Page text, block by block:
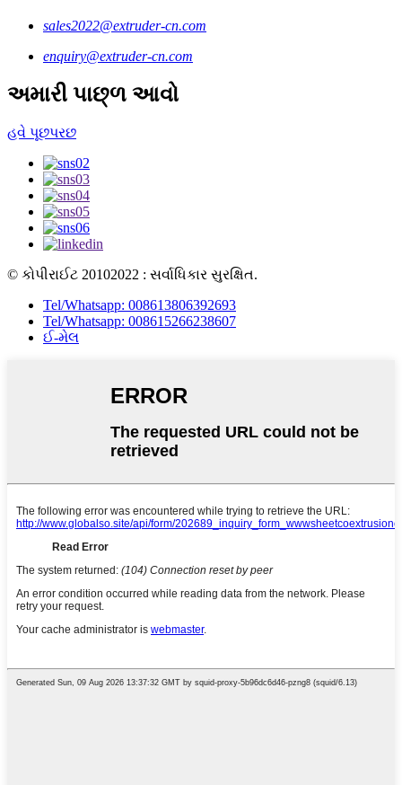
sales2022@extruder-cn.com
enquiry@extruder-cn.com
અમારી પાછ્ળ આવો
હવે પૂછપરછ
© કોપીરાઈટ 20102022 : સર્વાધિકાર સુરક્ષિત.
Tel/Whatsapp: 008613806392693
Tel/Whatsapp: 008615266238607
ઈ-મેલ